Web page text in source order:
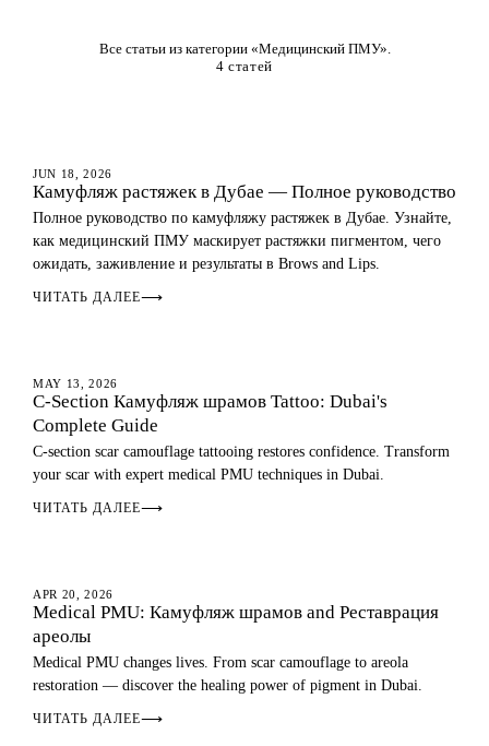
Все статьи из категории «Медицинский ПМУ».
4 статей
MEDICAL PMU
JUN 18, 2026
Камуфляж растяжек в Дубае — Полное руководство
Полное руководство по камуфляжу растяжек в Дубае. Узнайте,
как медицинский ПМУ маскирует растяжки пигментом, чего
ожидать, заживление и результаты в Brows and Lips.
ЧИТАТЬ ДАЛЕЕ⟶
MEDICAL PMU
MAY 13, 2026
C-Section Камуфляж шрамов Tattoo: Dubai's
Complete Guide
C-section scar camouflage tattooing restores confidence. Transform
your scar with expert medical PMU techniques in Dubai.
ЧИТАТЬ ДАЛЕЕ⟶
MEDICAL PMU
APR 20, 2026
Medical PMU: Камуфляж шрамов and Реставрация
ареолы
Medical PMU changes lives. From scar camouflage to areola
restoration — discover the healing power of pigment in Dubai.
ЧИТАТЬ ДАЛЕЕ⟶